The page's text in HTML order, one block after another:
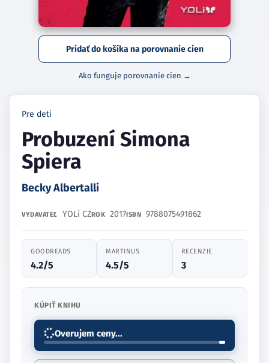
Pridať do košíka na porovnanie cien
Ako funguje porovnanie cien →
Pre deti
Probuzení Simona
Spiera
Becky Albertalli
VYDAVATEĽ YOLi CZROK 2017ISBN 9788075491862
GOODREADS
4.2/5
MARTINUS
4.5/5
RECENZIE
3
KÚPIŤ KNIHU
Restorio.sk ANTIKVARIÁT